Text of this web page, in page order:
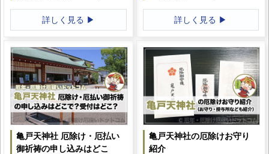
詳しく見る ▶ 詳しく見る ▶
亀戸天神社 厄除け・厄払い
御祈祷の申し込みはどこ
亀戸天神社の厄除けお守り
紹介